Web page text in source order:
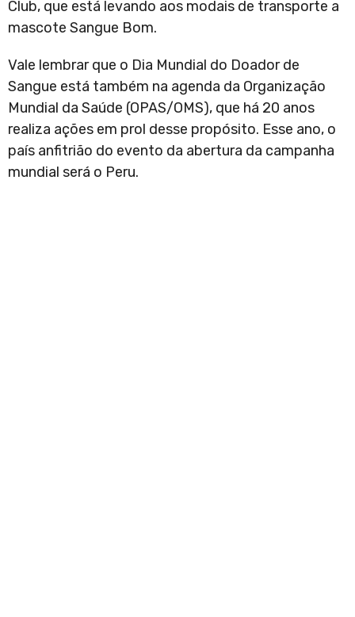
Club, que está levando aos modais de transporte a
mascote Sangue Bom.
Vale lembrar que o Dia Mundial do Doador de
Sangue está também na agenda da Organização
Mundial da Saúde (OPAS/OMS), que há 20 anos
realiza ações em prol desse propósito. Esse ano, o
país anfitrião do evento da abertura da campanha
mundial será o Peru.